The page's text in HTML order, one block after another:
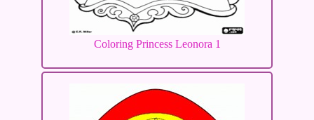
Coloring Princess Leonora 1